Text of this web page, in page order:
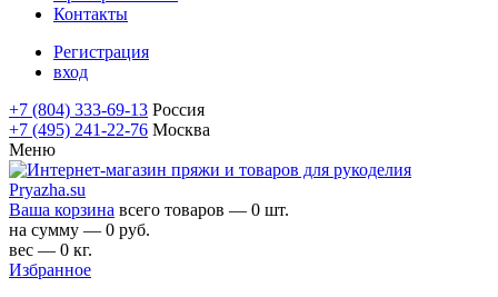
Контакты
Регистрация
вход
+7 (804) 333-69-13 Россия
+7 (495) 241-22-76 Москва
Меню
Ваша корзина всего товаров — 0 шт.
на сумму — 0 руб.
вес — 0 кг.
Избранное